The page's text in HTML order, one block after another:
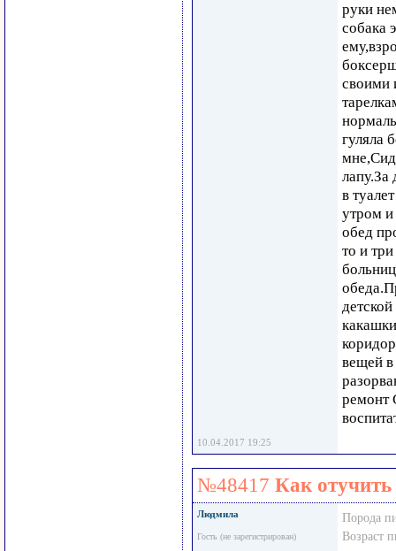
руки
собака
своими
гуляла
лапу.За
в
утром и
обед
то и
вещей
ремонт
10.04.2017 19:25
№48417 Как
Людмила
Гость (не зарегистрирован)
Порода
Возраст